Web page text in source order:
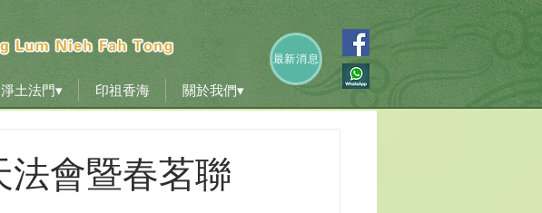
淨土法門▾ 印祖香海 關於我們▾
淨土法門▾ 印祖香海 關於我們▾
最新消息
法會暨春茗聯